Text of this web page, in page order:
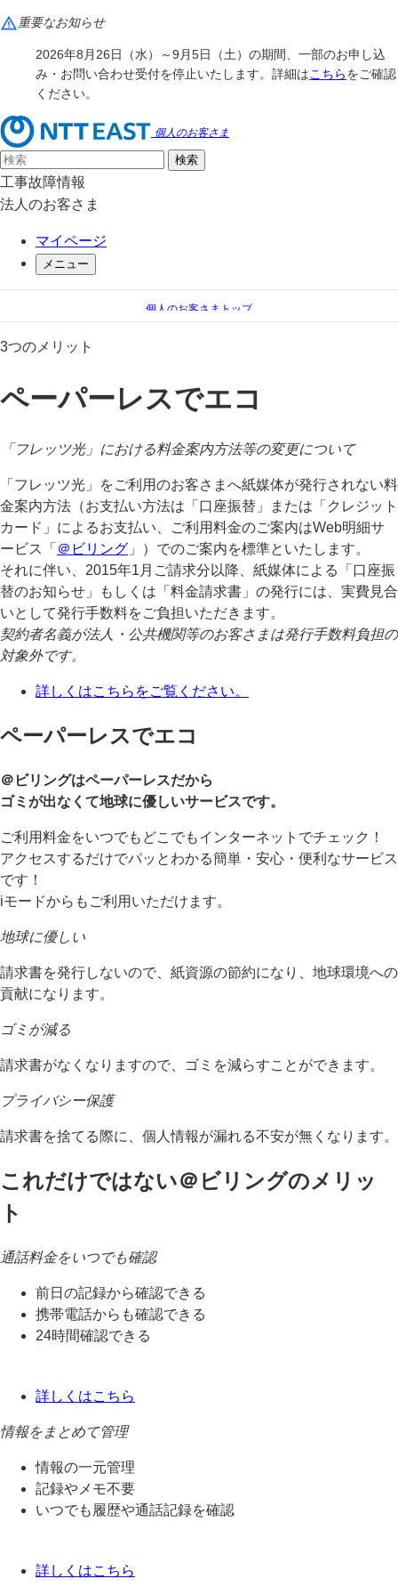
重要なお知らせ
2026年8月26日（水）～9月5日（土）の期間、一部のお申し込
み・お問い合わせ受付を停止いたします。詳細はこちらをご確認
ください。
個人のお客さま
工事故障情報
法人のお客さま
マイページ
メニュー
個人のお客さまトップ
手続き（移転、変更）
ペーパーレスでエコ
3つのメリット
ペーパーレスでエコ
「フレッツ光」における料金案内方法等の変更について
「フレッツ光」をご利用のお客さまへ紙媒体が発行されない料
金案内方法（お支払い方法は「口座振替」または「クレジット
カード」によるお支払い、ご利用料金のご案内はWeb明細サ
ービス「 ＠ビリング 」）でのご案内を標準といたします。
それに伴い、2015年1月ご請求分以降、紙媒体による「口座振
替のお知らせ」もしくは「料金請求書」の発行には、実費見合
いとして発行手数料をご負担いただきます。
契約者名義が法人・公共機関等のお客さまは発行手数料負担の
対象外です。
詳しくはこちらをご覧ください。
ペーパーレスでエコ
＠ビリングはペーパーレスだから
ゴミが出なくて地球に優しいサービスです。
ご利用料金をいつでもどこでもインターネットでチェック！
アクセスするだけでパッとわかる簡単・安心・便利なサービス
です！
iモードからもご利用いただけます。
地球に優しい
請求書を発行しないので、紙資源の節約になり、地球環境への
貢献になります。
ゴミが減る
請求書がなくなりますので、ゴミを減らすことができます。
プライバシー保護
請求書を捨てる際に、個人情報が漏れる不安が無くなります。
これだけではない＠ビリングのメリッ
ト
通話料金をいつでも確認
前日の記録から確認できる
携帯電話からも確認できる
24時間確認できる
詳しくはこちら
情報をまとめて管理
情報の一元管理
記録やメモ不要
いつでも履歴や通話記録を確認
詳しくはこちら